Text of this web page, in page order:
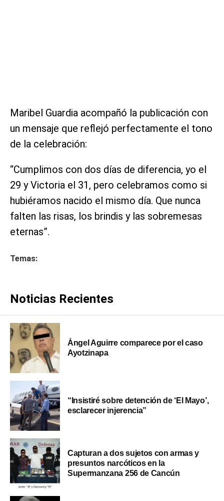
Maribel Guardia acompañó la publicación con
un mensaje que reflejó perfectamente el tono
de la celebración:
“Cumplimos con dos días de diferencia, yo el
29 y Victoria el 31, pero celebramos como si
hubiéramos nacido el mismo día. Que nunca
falten las risas, los brindis y las sobremesas
eternas”.
Temas:
Noticias Recientes
Ángel Aguirre comparece por el caso
Ayotzinapa
“Insistiré sobre detención de ‘El Mayo’,
esclarecer injerencia”
Capturan a dos sujetos con armas y
presuntos narcóticos en la
Supermanzana 256 de Cancún